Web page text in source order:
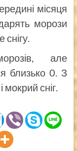
місяця
морози
снігу.
але
близько 0. З
сніг.